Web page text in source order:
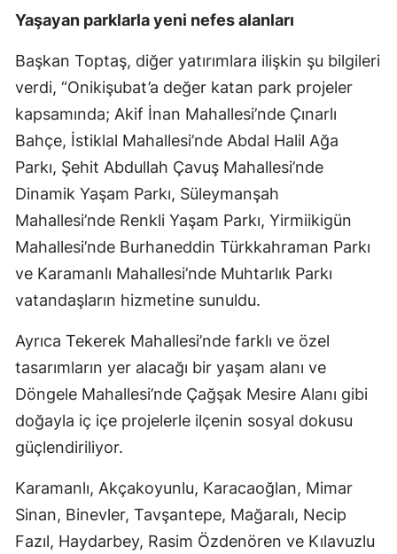
Yaşayan parklarla yeni nefes alanları
Başkan Toptaş, diğer yatırımlara ilişkin şu bilgileri
verdi, “Onikişubat’a değer katan park projeler
kapsamında; Akif İnan Mahallesi’nde Çınarlı
Bahçe, İstiklal Mahallesi’nde Abdal Halil Ağa
Parkı, Şehit Abdullah Çavuş Mahallesi’nde
Dinamik Yaşam Parkı, Süleymanşah
Mahallesi’nde Renkli Yaşam Parkı, Yirmiikigün
Mahallesi’nde Burhaneddin Türkkahraman Parkı
ve Karamanlı Mahallesi’nde Muhtarlık Parkı
vatandaşların hizmetine sunuldu.
Ayrıca Tekerek Mahallesi’nde farklı ve özel
tasarımların yer alacağı bir yaşam alanı ve
Döngele Mahallesi’nde Çağşak Mesire Alanı gibi
doğayla iç içe projelerle ilçenin sosyal dokusu
güçlendiriliyor.
Karamanlı, Akçakoyunlu, Karacaoğlan, Mimar
Sinan, Binevler, Tavşantepe, Mağaralı, Necip
Fazıl, Haydarbey, Rasim Özdenören ve Kılavuzlu